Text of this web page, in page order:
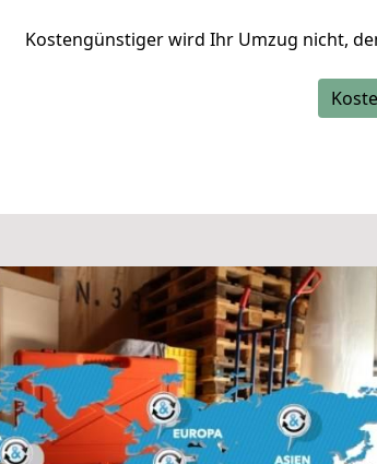
Kostengünstiger wird Ihr Umzug nicht,